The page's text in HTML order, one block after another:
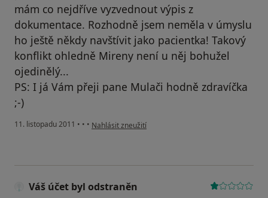
mám co nejdříve vyzvednout výpis z
dokumentace. Rozhodně jsem neměla v úmyslu
ho ještě někdy navštívit jako pacientka! Takový
konflikt ohledně Mireny není u něj bohužel
ojedinělý...
PS: I já Vám přeji pane Mulači hodně zdravíčka
;-)
11. listopadu 2011 • • • podle názoru uživatele Váš účet byl odstraněn
Nahlásit zneužití
Váš účet byl odstraněn